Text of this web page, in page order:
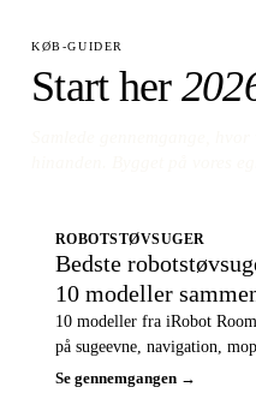
KØB-GUIDER
Start her
ROBOTSTØVSUGER
Bedste
10 modeller
10 modeller fra iRobot
på sugeevne, navigation,
Se gennemgangen →